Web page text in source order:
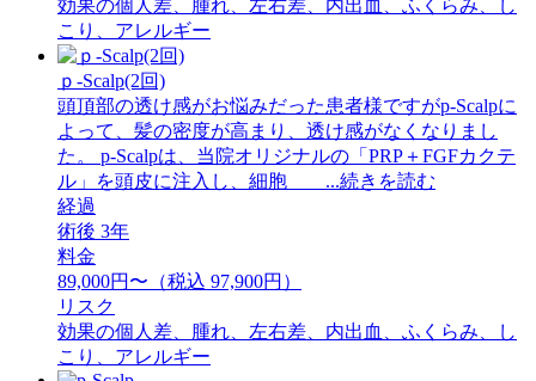
効果の個人差、腫れ、左右差、内出血、ふくらみ、し
こり、アレルギー
ｐ-Scalp(2回)
頭頂部の透け感がお悩みだった患者様ですがp-Scalpに
よって、髪の密度が高まり、透け感がなくなりまし
た。 ⁡p-Scalpは、当院オリジナルの「PRP＋FGFカクテ
ル」を頭皮に注入し、細胞 ...続きを読む
経過
術後 3年
料金
89,000円〜（税込 97,900円）
リスク
効果の個人差、腫れ、左右差、内出血、ふくらみ、し
こり、アレルギー